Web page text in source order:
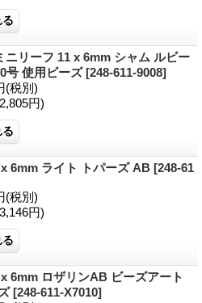
ニリーフ 11 x 6mm シャム ルビー
号 使用ビーズ[248-611-9008]
(税別)
円)
6mm ライト トパーズ AB [248-61
(税別)
円)
6mm ロザリンAB ビーズアート
[248-611-X7010]